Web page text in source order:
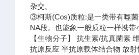
杂交。
③柯斯(Cos)质粒:是一类带有噬
NA段。也能象一般质粒一样携带
【生物分子】 抗生素/抗真菌素
抗原反应 半抗原载体结合物 放